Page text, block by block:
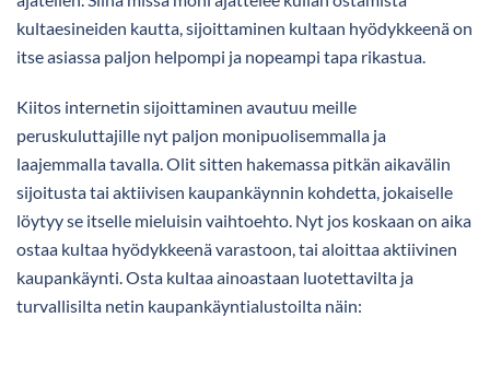
kultaesineiden kautta, sijoittaminen kultaan hyödykkeenä on
itse asiassa paljon helpompi ja nopeampi tapa rikastua.
Kiitos internetin sijoittaminen avautuu meille
peruskuluttajille nyt paljon monipuolisemmalla ja
laajemmalla tavalla. Olit sitten hakemassa pitkän aikavälin
sijoitusta tai aktiivisen kaupankäynnin kohdetta, jokaiselle
löytyy se itselle mieluisin vaihtoehto. Nyt jos koskaan on aika
ostaa kultaa hyödykkeenä varastoon, tai aloittaa aktiivinen
kaupankäynti. Osta kultaa ainoastaan luotettavilta ja
turvallisilta netin kaupankäyntialustoilta näin: